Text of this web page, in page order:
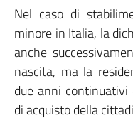
Nel caso di
minore in Italia, la
anche
nascita, ma la
due anni
di acquisto della